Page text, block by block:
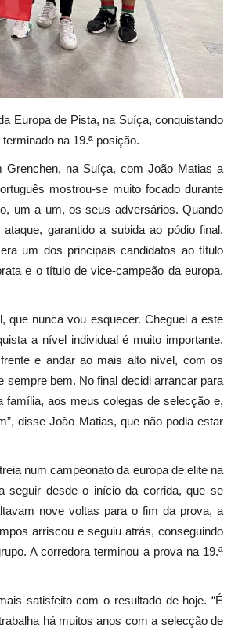
Europa de Pista, na Suíça, conquistando
na 19.ª posição.
Grenchen, na Suíça, com João Matias a
mostrou-se muito focado durante
um a um, os seus adversários. Quando
garantido a subida ao pódio final.
um dos principais candidatos ao título
e o título de vice-campeão da europa.
que nunca vou esquecer. Cheguei a este
a nível individual é muito importante,
e andar ao mais alto nível, com os
sempre bem. No final decidi arrancar para
família, aos meus colegas de selecção e,
disse João Matias, que não podia estar
num campeonato da europa de elite na
seguir desde o início da corrida, que se
nove voltas para o fim da prova, a
arriscou e seguiu atrás, conseguindo
A corredora terminou a prova na 19.ª
satisfeito com o resultado de hoje. “É
há muitos anos com a selecção de